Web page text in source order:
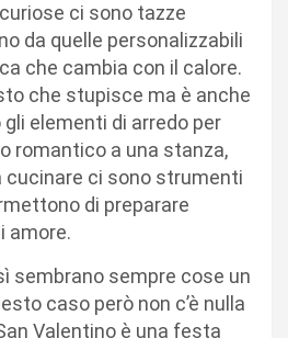
ci sono tazze
da quelle personalizzabili
che cambia con il calore.
che stupisce ma è anche
elementi di arredo per
romantico a una stanza,
cucinare ci sono strumenti
di preparare
amore.
sembrano sempre cose un
caso però non c’è nulla
Valentino è una festa